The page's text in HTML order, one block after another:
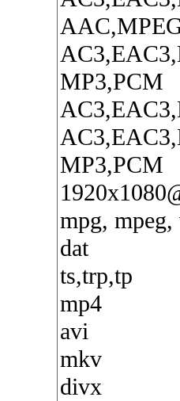
MP3,PCM
MP3,PCM
mpg, mpeg,
dat
ts,trp,tp
mp4
avi
mkv
divx